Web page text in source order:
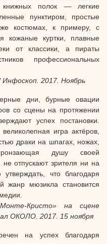
полок — легкие
пунктиром, простые
костюмах, к примеру, с
кожаные куртки, плавные
от классики, а пираты
профессиональных
2017. Ноябрь
дни, бурные овации
со сцены на протяжении
успех постановки.
игра актёров,
драки на шпагах, ножах,
душу своей
не отпускают зрителя ни на
что благодаря
жанр мюзикла становится
Кристо» на сцене
ОКОЛО. 2017. 15 ноября
на успех благодаря